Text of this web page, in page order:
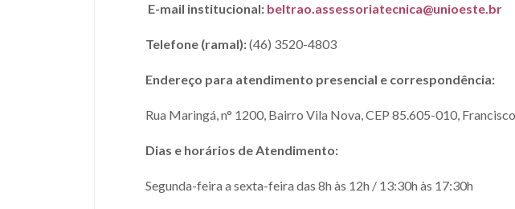
E-mail institucional: beltrao.assessoriatecnica@unioeste.br
Telefone (ramal):(46) 3520-4803
Endereço para atendimento presencial e correspondência:
Rua Maringá, n° 1200, Bairro Vila Nova, CEP 85.605-010,
Dias e horários de Atendimento:
Segunda-feira a sexta-feira das 8h às 12h / 13:30h às 17:30h